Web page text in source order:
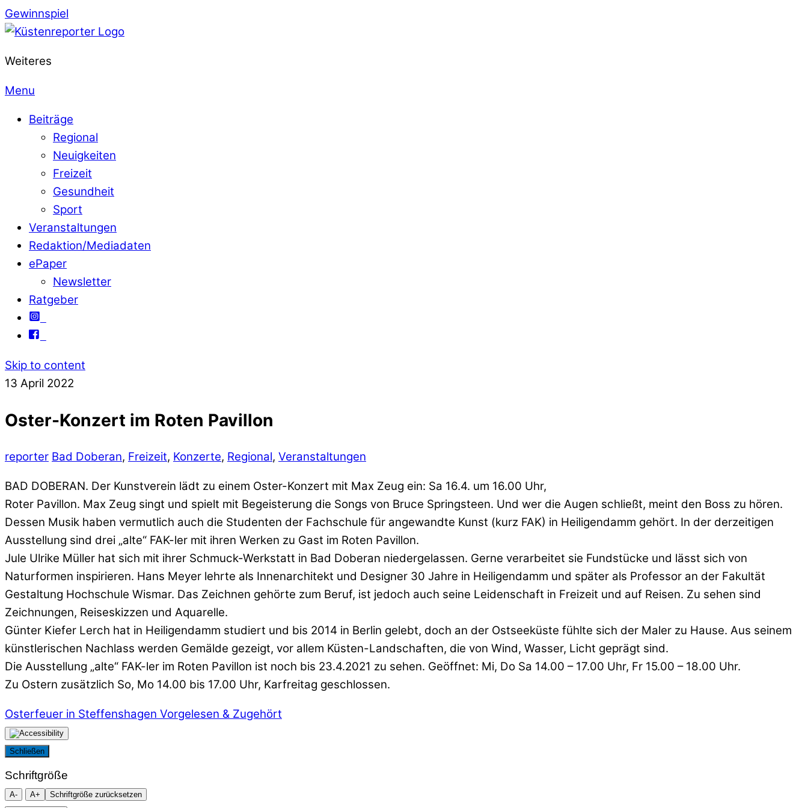
Gewinnspiel
Weiteres
Menu
Beiträge
Regional
Neuigkeiten
Freizeit
Gesundheit
Sport
Veranstaltungen
Redaktion/Mediadaten
ePaper
Newsletter
Ratgeber
Skip to content
13 April 2022
Oster-Konzert im Roten Pavillon
reporter Bad Doberan, Freizeit, Konzerte, Regional, Veranstaltungen
BAD DOBERAN. Der Kunstverein lädt zu einem Oster-Konzert mit Max Zeug ein: Sa 16.4. um 16.00 Uhr,
Roter Pavillon. Max Zeug singt und spielt mit Begeisterung die Songs von Bruce Springsteen. Und wer die Augen schließt, meint den Boss zu hören.
Dessen Musik haben vermutlich auch die Studenten der Fachschule für angewandte Kunst (kurz FAK) in Heiligendamm gehört. In der derzeitigen
Ausstellung sind drei „alte“ FAK-ler mit ihren Werken zu Gast im Roten Pavillon.
Jule Ulrike Müller hat sich mit ihrer Schmuck-Werkstatt in Bad Doberan niedergelassen. Gerne verarbeitet sie Fundstücke und lässt sich von
Naturformen inspirieren. Hans Meyer lehrte als Innenarchitekt und Designer 30 Jahre in Heiligendamm und später als Professor an der Fakultät
Gestaltung Hochschule Wismar. Das Zeichnen gehörte zum Beruf, ist jedoch auch seine Leidenschaft in Freizeit und auf Reisen. Zu sehen sind
Zeichnungen, Reiseskizzen und Aquarelle.
Günter Kiefer Lerch hat in Heiligendamm studiert und bis 2014 in Berlin gelebt, doch an der Ostseeküste fühlte sich der Maler zu Hause. Aus seinem
künstlerischen Nachlass werden Gemälde gezeigt, vor allem Küsten-Landschaften, die von Wind, Wasser, Licht geprägt sind.
Die Ausstellung „alte“ FAK-ler im Roten Pavillon ist noch bis 23.4.2021 zu sehen. Geöffnet: Mi, Do Sa 14.00 – 17.00 Uhr, Fr 15.00 – 18.00 Uhr.
Zu Ostern zusätzlich So, Mo 14.00 bis 17.00 Uhr, Karfreitag geschlossen.
Osterfeuer in Steffenshagen Vorgelesen & Zugehört
Schließen
Schriftgröße
A- A+
Schriftgröße zurücksetzen